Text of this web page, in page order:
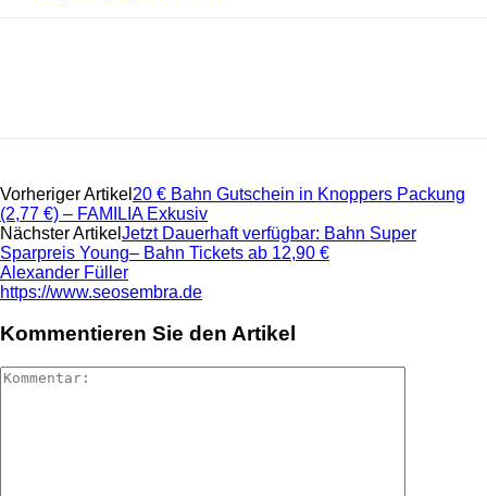
Vorheriger Artikel 20 € Bahn Gutschein in Knoppers Packung
(2,77 €) – FAMILIA Exkusiv
Nächster Artikel Jetzt Dauerhaft verfügbar: Bahn Super
Sparpreis Young– Bahn Tickets ab 12,90 €
Alexander Füller
https://www.seosembra.de
Kommentieren Sie den Artikel